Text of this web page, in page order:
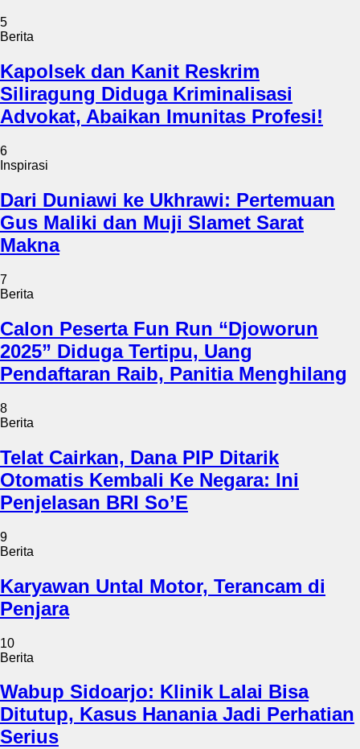
5
Berita
Kapolsek dan Kanit Reskrim
Siliragung Diduga Kriminalisasi
Advokat, Abaikan Imunitas Profesi!
6
Inspirasi
Dari Duniawi ke Ukhrawi: Pertemuan
Gus Maliki dan Muji Slamet Sarat
Makna
7
Berita
Calon Peserta Fun Run “Djoworun
2025” Diduga Tertipu, Uang
Pendaftaran Raib, Panitia Menghilang
8
Berita
Telat Cairkan, Dana PIP Ditarik
Otomatis Kembali Ke Negara: Ini
Penjelasan BRI So’E
9
Berita
Karyawan Untal Motor, Terancam di
Penjara
10
Berita
Wabup Sidoarjo: Klinik Lalai Bisa
Ditutup, Kasus Hanania Jadi Perhatian
Serius